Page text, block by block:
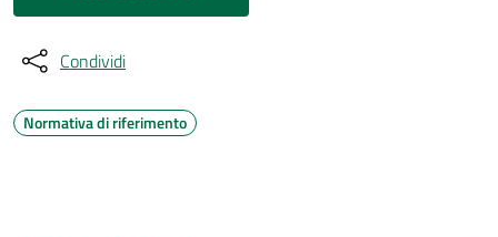
Condividi
Normativa di riferimento